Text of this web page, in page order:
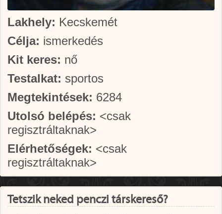
Lakhely: Kecskemét
Célja: ismerkedés
Kit keres: nő
Testalkat: sportos
Megtekintések: 6284
Utolsó belépés: <csak
regisztráltaknak>
Elérhetőségek: <csak
regisztráltaknak>
Tetszik neked penczi társkereső?